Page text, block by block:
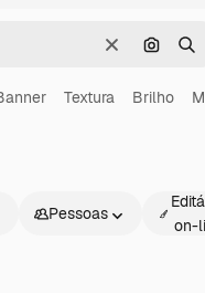
Limpar
Textura Brilho
Pessoas
on-